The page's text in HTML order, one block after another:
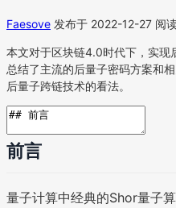
Faesove 发布于 2022-12-27 阅
本文对于区块链4.0时代下，实现
总结了主流的后量子密码方案和
后量子跨链技术的看法。
前言
量子计算中经典的Shor量子